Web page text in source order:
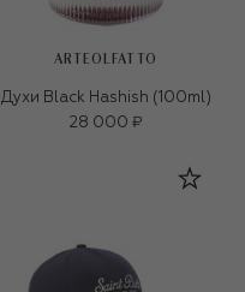
ARTEOLFATTO
Духи Black Hashish (100ml)
28 000 ₽